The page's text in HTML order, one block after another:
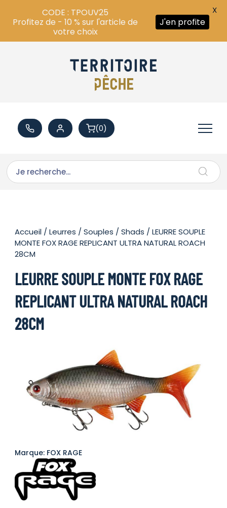
(0)
Accueil /Leurres /Souples /Shads / LEURRE SOUPLE
MONTE FOX RAGE REPLICANT ULTRA NATURAL ROACH
28CM
LEURRE SOUPLE MONTE FOX RAGE
REPLICANT ULTRA NATURAL ROACH
28CM
Marque: FOX RAGE
CODE : TPOUV25
Profitez de - 10 % sur l'article de
votre choix
J'en profite
X